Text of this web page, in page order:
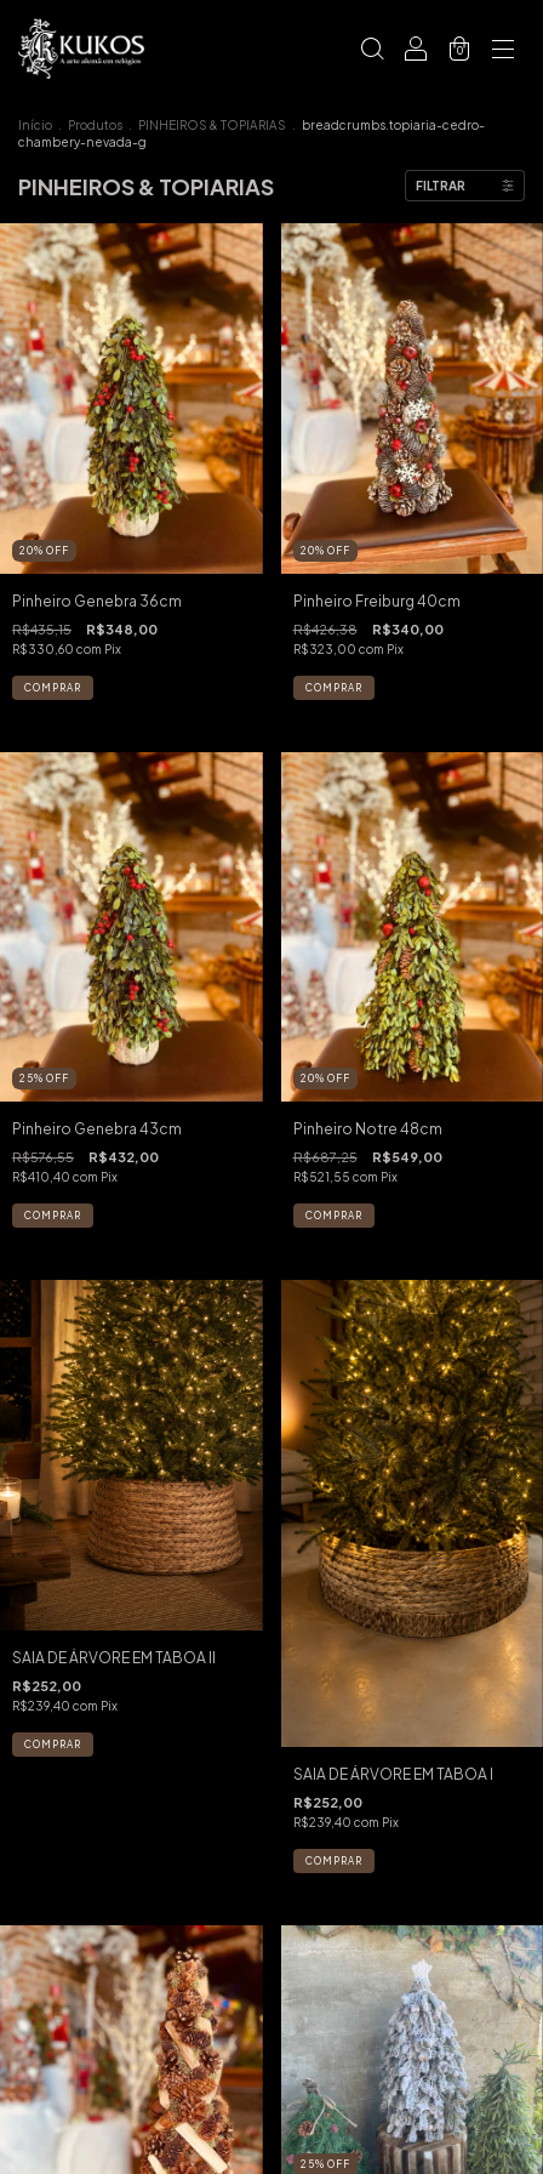
0
Início Produtos PINHEIROS & TOPIARIAS
breadcrumbs.topiaria-cedro-
chambery-nevada-g
PINHEIROS & TOPIARIAS FILTRAR
20% OFF
Pinheiro Genebra 36cm
R$435,15 R$348,00
R$330,60 com Pix
20% OFF
Pinheiro Freiburg 40cm
R$426,38 R$340,00
R$323,00 com Pix
25% OFF
Pinheiro Genebra 43cm
R$576,55 R$432,00
R$410,40 com Pix
20% OFF
Pinheiro Notre 48cm
R$687,25 R$549,00
R$521,55 com Pix
SAIA DE ÁRVORE EM TABOA II
R$252,00
R$239,40 com Pix
SAIA DE ÁRVORE EM TABOA I
R$252,00
R$239,40 com Pix
25% OFF